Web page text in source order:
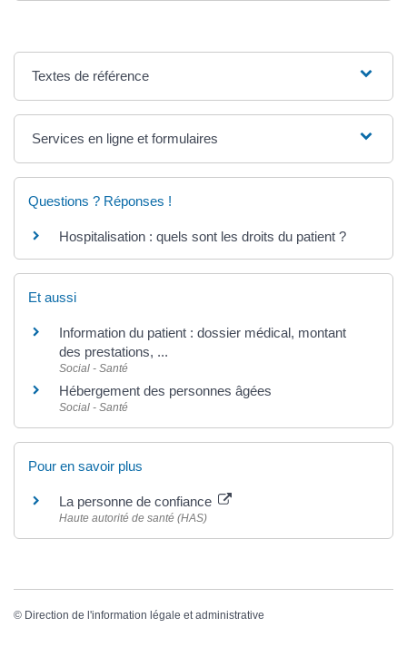
Textes de référence
Services en ligne et formulaires
Questions ? Réponses !
Hospitalisation : quels sont les droits du patient ?
Et aussi
Information du patient : dossier médical, montant
des prestations, ...
Social - Santé
Hébergement des personnes âgées
Social - Santé
Pour en savoir plus
La personne de confiance
Haute autorité de santé (HAS)
© Direction de l'information légale et administrative